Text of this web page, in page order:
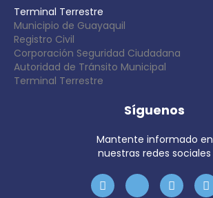
Terminal Terrestre
Municipio de Guayaquil
Registro Civil
Corporación Seguridad Ciudadana
Autoridad de Tránsito Municipal
Terminal Terrestre
Síguenos
Mantente informado en
nuestras redes sociales